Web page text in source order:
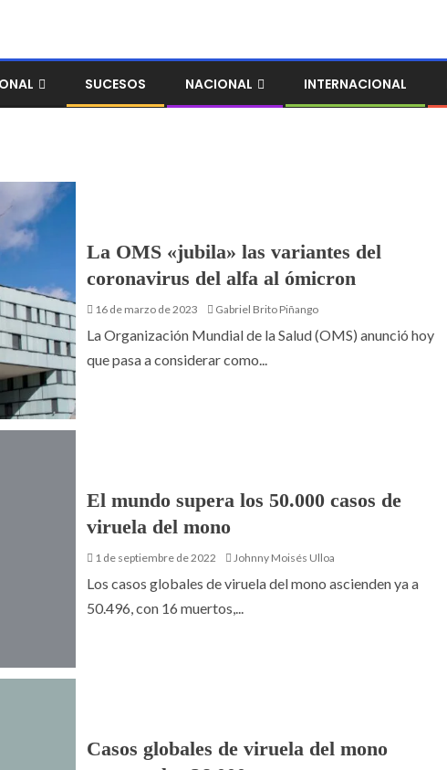
SUCESOS NACIONAL INTERNACIONAL
La OMS «jubila» las variantes del
coronavirus del alfa al ómicron
16 de marzo de 2023 Gabriel Brito Piñango
La Organización Mundial de la Salud (OMS) anunció hoy
que pasa a considerar como...
El mundo supera los 50.000 casos de
viruela del mono
1 de septiembre de 2022 Johnny Moisés Ulloa
Los casos globales de viruela del mono ascienden ya a
50.496, con 16 muertos,...
Casos globales de viruela del mono